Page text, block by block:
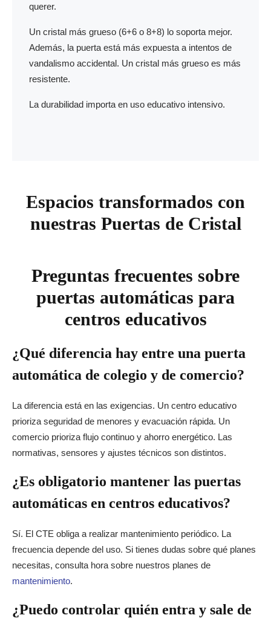
querer.
Un cristal más grueso (6+6 o 8+8) lo soporta mejor.
Además, la puerta está más expuesta a intentos de
vandalismo accidental. Un cristal más grueso es más
resistente.
La durabilidad importa en uso educativo intensivo.
Espacios transformados con
nuestras Puertas de Cristal
Preguntas frecuentes sobre
puertas automáticas para
centros educativos
¿Qué diferencia hay entre una puerta
automática de colegio y de comercio?
La diferencia está en las exigencias. Un centro educativo
prioriza seguridad de menores y evacuación rápida. Un
comercio prioriza flujo continuo y ahorro energético. Las
normativas, sensores y ajustes técnicos son distintos.
¿Es obligatorio mantener las puertas
automáticas en centros educativos?
Sí. El CTE obliga a realizar mantenimiento periódico. La
frecuencia depende del uso. Si tienes dudas sobre qué planes
necesitas, consulta hora sobre nuestros planes de
mantenimiento.
¿Puedo controlar quién entra y sale de